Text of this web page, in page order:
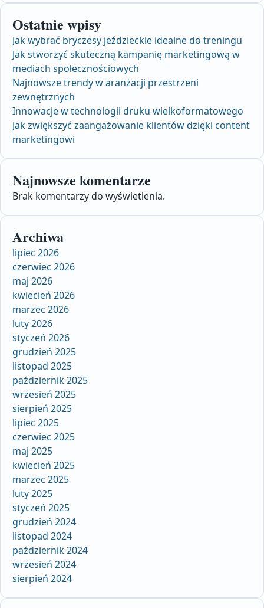
Ostatnie wpisy
Jak wybrać bryczesy jeździeckie idealne do treningu
Jak stworzyć skuteczną kampanię marketingową w
mediach społecznościowych
Najnowsze trendy w aranżacji przestrzeni
zewnętrznych
Innowacje w technologii druku wielkoformatowego
Jak zwiększyć zaangażowanie klientów dzięki content
marketingowi
Najnowsze komentarze
Brak komentarzy do wyświetlenia.
Archiwa
lipiec 2026
czerwiec 2026
maj 2026
kwiecień 2026
marzec 2026
luty 2026
styczeń 2026
grudzień 2025
listopad 2025
październik 2025
wrzesień 2025
sierpień 2025
lipiec 2025
czerwiec 2025
maj 2025
kwiecień 2025
marzec 2025
luty 2025
styczeń 2025
grudzień 2024
listopad 2024
październik 2024
wrzesień 2024
sierpień 2024